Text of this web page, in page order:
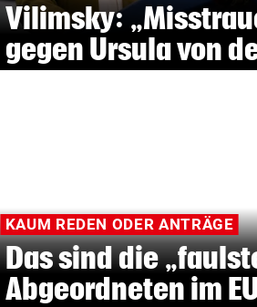
Vilimsky:
gegen Ursula von
KAUM REDEN ODER ANTRÄGE
Das sind die
Abgeordneten im